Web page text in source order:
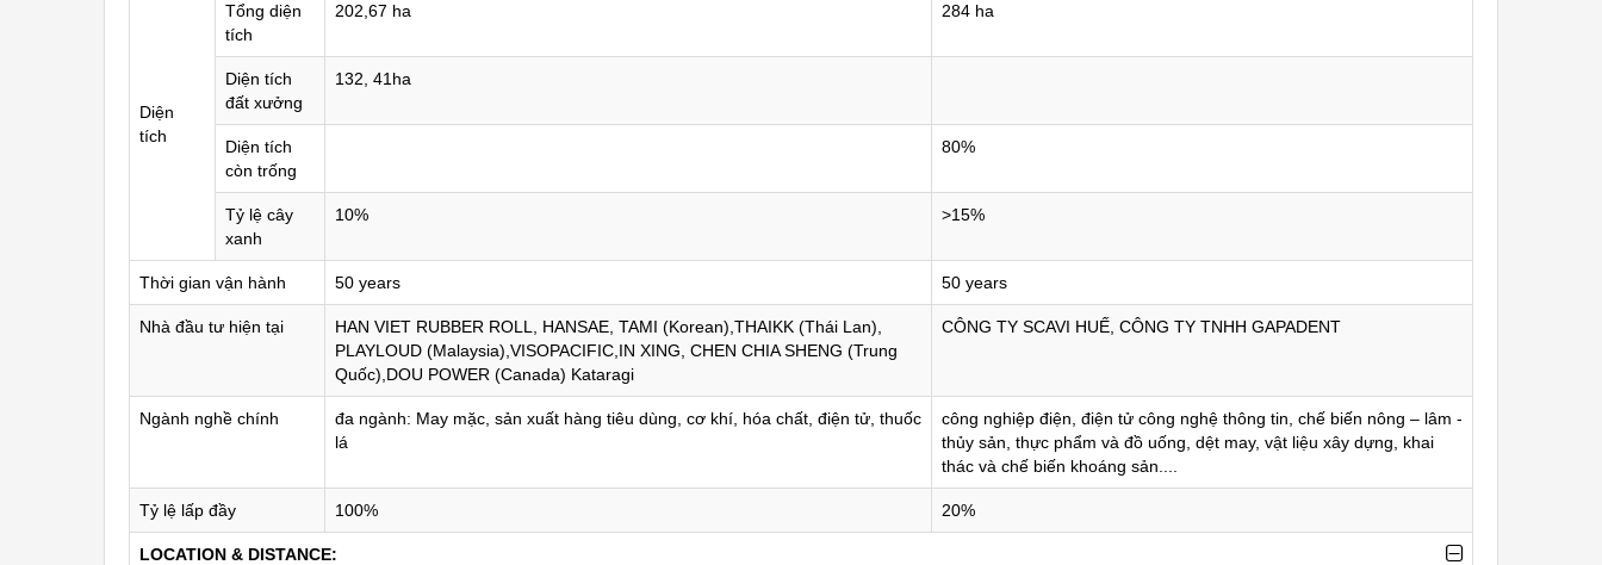
Diện
tích
Tổng diện
tích
202,67 ha 284 ha
Diện tích
đất xưởng
132, 41ha
Diện tích
còn trống
80%
Tỷ lệ cây
xanh
10% >15%
Thời gian vận hành 50 years 50 years
Nhà đầu tư hiện tại
HAN VIET RUBBER ROLL, HANSAE, TAMI (Korean),THAIKK (Thái Lan),
PLAYLOUD (Malaysia),VISOPACIFIC,IN XING, CHEN CHIA SHENG (Trung
Quốc),DOU POWER (Canada) Kataragi
CÔNG TY SCAVI HUẾ, CÔNG TY TNHH GAPADENT
Ngành nghề chính
đa ngành: May mặc, sản xuất hàng tiêu dùng, cơ khí, hóa chất, điện tử, thuốc
lá
công nghiệp điện, điện tử công nghệ thông tin, chế biến nông – lâm -
thủy sản, thực phẩm và đồ uống, dệt may, vật liệu xây dựng, khai
thác và chế biến khoáng sản....
Tỷ lệ lấp đầy 100% 20%
LOCATION & DISTANCE: